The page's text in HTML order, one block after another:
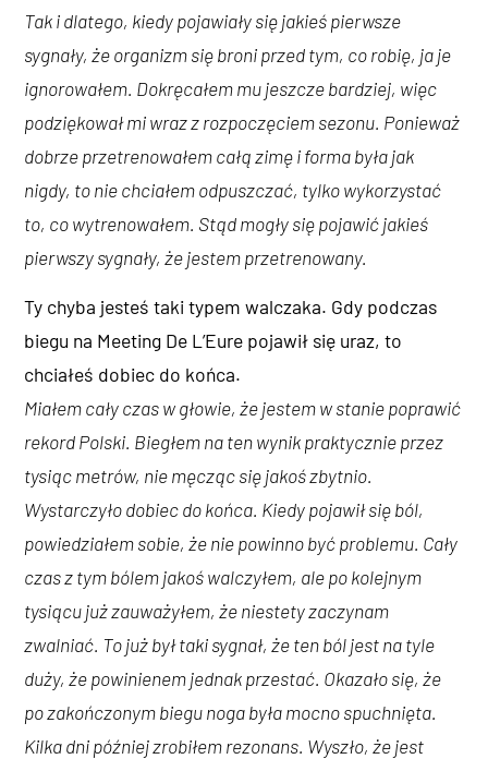
Tak i dlatego, kiedy pojawiały się jakieś pierwsze
sygnały, że organizm się broni przed tym, co robię, ja je
ignorowałem. Dokręcałem mu jeszcze bardziej, więc
podziękował mi wraz z rozpoczęciem sezonu. Ponieważ
dobrze przetrenowałem całą zimę i forma była jak
nigdy, to nie chciałem odpuszczać, tylko wykorzystać
to, co wytrenowałem. Stąd mogły się pojawić jakieś
pierwszy sygnały, że jestem przetrenowany.
Ty chyba jesteś taki typem walczaka. Gdy podczas
biegu na Meeting De L’Eure pojawił się uraz, to
chciałeś dobiec do końca.
Miałem cały czas w głowie, że jestem w stanie poprawić
rekord Polski. Biegłem na ten wynik praktycznie przez
tysiąc metrów, nie męcząc się jakoś zbytnio.
Wystarczyło dobiec do końca. Kiedy pojawił się ból,
powiedziałem sobie, że nie powinno być problemu. Cały
czas z tym bólem jakoś walczyłem, ale po kolejnym
tysiącu już zauważyłem, że niestety zaczynam
zwalniać. To już był taki sygnał, że ten ból jest na tyle
duży, że powinienem jednak przestać. Okazało się, że
po zakończonym biegu noga była mocno spuchnięta.
Kilka dni później zrobiłem rezonans. Wyszło, że jest